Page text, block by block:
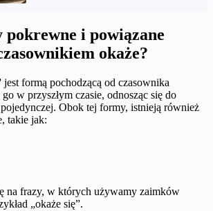
pokrewne i powiązane
okaże?
jest formą pochodzącą od czasownika
w przyszłym czasie, odnosząc się do
Obok tej formy, istnieją również
takie jak:
na frazy, w których używamy zaimków
„okaże się”.